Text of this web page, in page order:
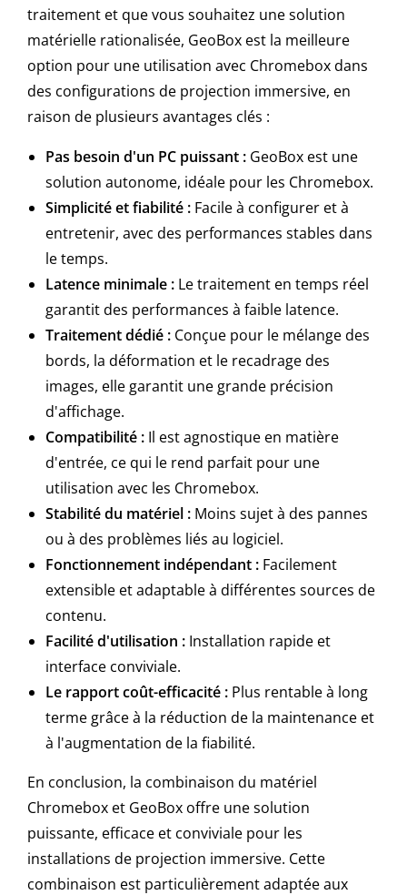
traitement et que vous souhaitez une solution
matérielle rationalisée, GeoBox est la meilleure
option pour une utilisation avec Chromebox dans
des configurations de projection immersive, en
raison de plusieurs avantages clés :
Pas besoin d'un PC puissant : GeoBox est une
solution autonome, idéale pour les Chromebox.
Simplicité et fiabilité : Facile à configurer et à
entretenir, avec des performances stables dans
le temps.
Latence minimale : Le traitement en temps réel
garantit des performances à faible latence.
Traitement dédié : Conçue pour le mélange des
bords, la déformation et le recadrage des
images, elle garantit une grande précision
d'affichage.
Compatibilité : Il est agnostique en matière
d'entrée, ce qui le rend parfait pour une
utilisation avec les Chromebox.
Stabilité du matériel : Moins sujet à des pannes
ou à des problèmes liés au logiciel.
Fonctionnement indépendant : Facilement
extensible et adaptable à différentes sources de
contenu.
Facilité d'utilisation : Installation rapide et
interface conviviale.
Le rapport coût-efficacité : Plus rentable à long
terme grâce à la réduction de la maintenance et
à l'augmentation de la fiabilité.
En conclusion, la combinaison du matériel
Chromebox et GeoBox offre une solution
puissante, efficace et conviviale pour les
installations de projection immersive. Cette
combinaison est particulièrement adaptée aux